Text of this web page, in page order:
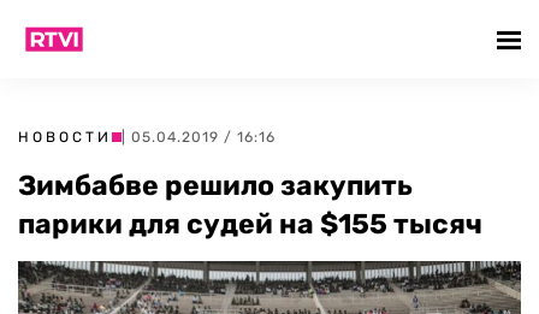
НОВОСТИ | 05.04.2019 / 16:16
Зимбабве решило закупить
парики для судей на $155 тысяч